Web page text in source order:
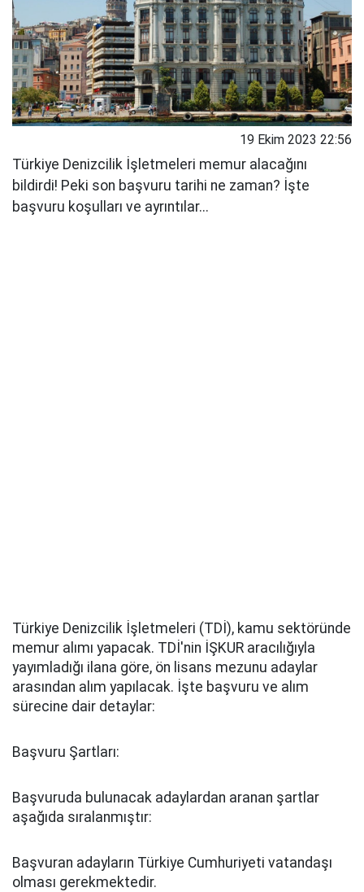
19 Ekim 2023 22:56
Türkiye Denizcilik İşletmeleri memur alacağını
bildirdi! Peki son başvuru tarihi ne zaman? İşte
başvuru koşulları ve ayrıntılar...
Türkiye Denizcilik İşletmeleri (TDİ), kamu sektöründe
memur alımı yapacak. TDİ'nin İŞKUR aracılığıyla
yayımladığı ilana göre, ön lisans mezunu adaylar
arasından alım yapılacak. İşte başvuru ve alım
sürecine dair detaylar:
Başvuru Şartları:
Başvuruda bulunacak adaylardan aranan şartlar
aşağıda sıralanmıştır:
Başvuran adayların Türkiye Cumhuriyeti vatandaşı
olması gerekmektedir.